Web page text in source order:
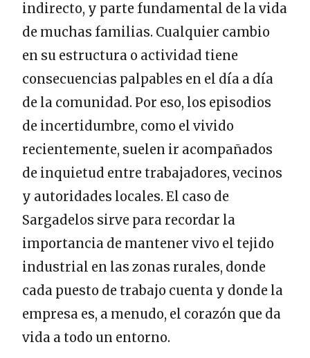
indirecto, y parte fundamental de la vida
de muchas familias. Cualquier cambio
en su estructura o actividad tiene
consecuencias palpables en el día a día
de la comunidad. Por eso, los episodios
de incertidumbre, como el vivido
recientemente, suelen ir acompañados
de inquietud entre trabajadores, vecinos
y autoridades locales. El caso de
Sargadelos sirve para recordar la
importancia de mantener vivo el tejido
industrial en las zonas rurales, donde
cada puesto de trabajo cuenta y donde la
empresa es, a menudo, el corazón que da
vida a todo un entorno.